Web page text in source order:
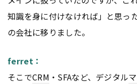
知識を身に付けなければ」と思っ
の会社に移りました。
ferret：
そこでCRM ・SFAなど、デジタル